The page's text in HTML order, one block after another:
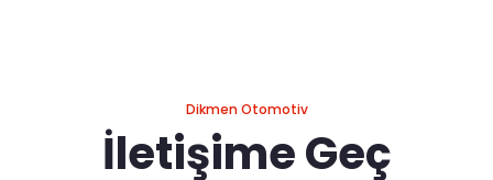
Dikmen Otomotiv
İletişime Geç